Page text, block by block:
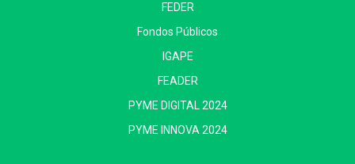
FEDER
Fondos Públicos
IGAPE
FEADER
PYME DIGITAL 2024
PYME INNOVA 2024